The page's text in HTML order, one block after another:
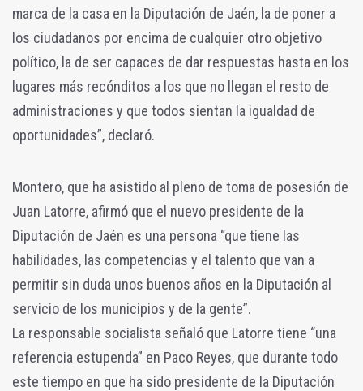
marca de la casa en la Diputación de Jaén, la de poner a
los ciudadanos por encima de cualquier otro objetivo
político, la de ser capaces de dar respuestas hasta en los
lugares más recónditos a los que no llegan el resto de
administraciones y que todos sientan la igualdad de
oportunidades”, declaró.
Montero, que ha asistido al pleno de toma de posesión de
Juan Latorre, afirmó que el nuevo presidente de la
Diputación de Jaén es una persona “que tiene las
habilidades, las competencias y el talento que van a
permitir sin duda unos buenos años en la Diputación al
servicio de los municipios y de la gente”.
La responsable socialista señaló que Latorre tiene “una
referencia estupenda” en Paco Reyes, que durante todo
este tiempo en que ha sido presidente de la Diputación